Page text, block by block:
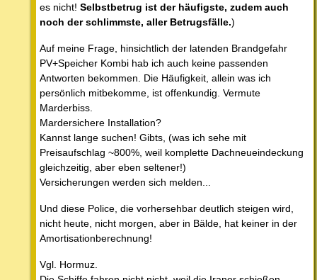
es nicht! Selbstbetrug ist der häufigste, zudem auch
noch der schlimmste, aller Betrugsfälle.)
Auf meine Frage, hinsichtlich der latenden Brandgefahr
PV+Speicher Kombi hab ich auch keine passenden
Antworten bekommen. Die Häufigkeit, allein was ich
persönlich mitbekomme, ist offenkundig. Vermute
Marderbiss.
Mardersichere Installation?
Kannst lange suchen! Gibts, (was ich sehe mit
Preisaufschlag ~800%, weil komplette Dachneueindeckung
gleichzeitig, aber eben seltener!)
Versicherungen werden sich melden...
Und diese Police, die vorhersehbar deutlich steigen wird,
nicht heute, nicht morgen, aber in Bälde, hat keiner in der
Amortisationberechnung!
Vgl. Hormuz.